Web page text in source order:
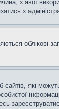
з якої
з
облікові
які